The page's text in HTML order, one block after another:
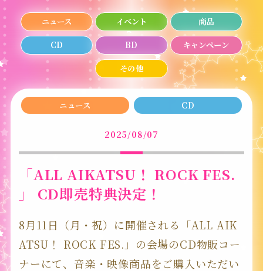
ニュース イベント 商品
CD BD キャンペーン
その他
ニュース CD
2025/08/07
「ALL AIKATSU！ ROCK FES.
」 CD即売特典決定！
8月11日（月・祝）に開催される「ALL AIK
ATSU！ ROCK FES.」の会場のCD物販コー
ナーにて、音楽・映像商品をご購入いただい